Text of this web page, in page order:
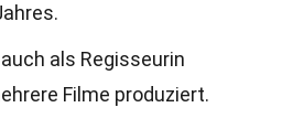
als Regisseurin
Filme produziert.